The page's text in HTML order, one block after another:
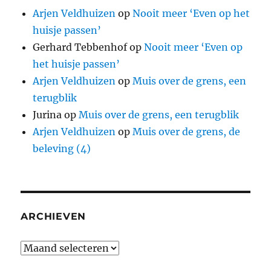
Arjen Veldhuizen opNooit meer ‘Even op het
huisje passen’
Gerhard TebbenhofopNooit meer ‘Even op
het huisje passen’
Arjen Veldhuizen opMuis over de grens, een
terugblik
Jurina opMuis over de grens, een terugblik
Arjen Veldhuizen opMuis over de grens, de
beleving (4)
ARCHIEVEN
Archieven